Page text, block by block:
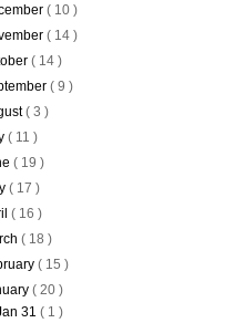
( 10 )
( 14 )
( 14 )
( 9 )
( 3 )
( 11 )
( 19 )
( 17 )
( 16 )
( 18 )
( 15 )
( 20 )
31( 1 )